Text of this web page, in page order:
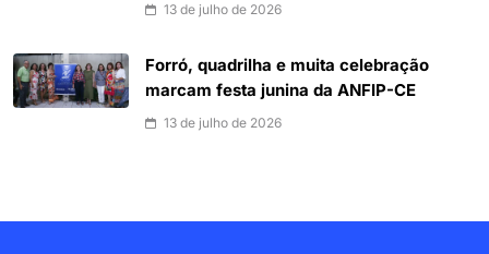
13 de julho de 2026
Forró, quadrilha e muita celebração
marcam festa junina da ANFIP-CE
13 de julho de 2026